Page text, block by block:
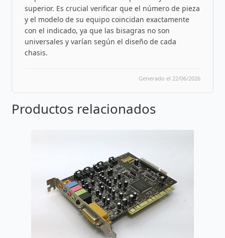
superior. Es crucial verificar que el número de pieza
y el modelo de su equipo coincidan exactamente
con el indicado, ya que las bisagras no son
universales y varían según el diseño de cada
chasis.
Generado el 22/06/2026
Productos relacionados